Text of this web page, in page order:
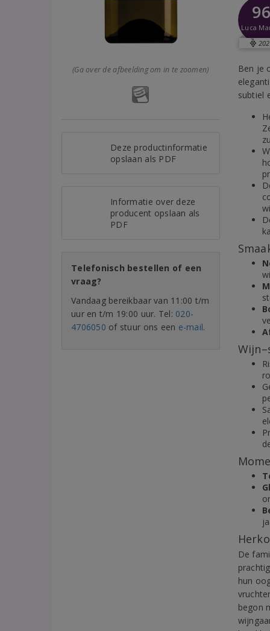
(Ga over de afbeelding om in te zoomen)
Deze productinformatie
opslaan als PDF
Informatie over deze
producent opslaan als
PDF
Telefonisch bestellen of een
vraag?
Vandaag bereikbaar van 11:00 t/m
uur en t/m 19:00 uur. Tel: 020-
4706050 of stuur ons een e-mail.
96
Luca
Ben je
subtiel
De
hun
begon